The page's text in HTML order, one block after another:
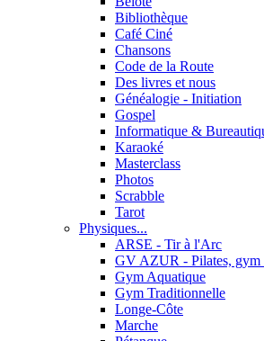
Bibliothèque
Café Ciné
Chansons
Code de la Route
Des livres et nous
Généalogie - Initiation
Gospel
Informatique &
Karaoké
Masterclass
Photos
Scrabble
Tarot
Physiques...
ARSE - Tir à l'Arc
GV AZUR - Pilates, gym
Gym Aquatique
Gym Traditionnelle
Longe-Côte
Marche